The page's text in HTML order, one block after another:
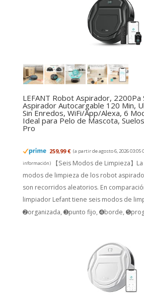
LEFANT Robot Aspirador, 2200Pa
Aspirador Autocargable 120 Min,
Sin Enredos, WiFi/App/Alexa, 6
Ideal para Pelo de Mascota,
Pro
259,99 € (a partir de agosto 6, 2026 03:05
información)
【Seis Modos de Limpieza】
modos de limpieza de los robot
son recorridos aleatorios. En
limpiador Lefant tiene seis modos de
➋organizada, ➌punto fijo, ➍borde,